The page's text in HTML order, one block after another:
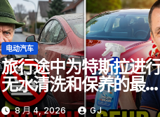
电动汽车
旅行途中为特斯拉进
无水清洗和保养的最佳
方法
8 月 4, 2026 GJ